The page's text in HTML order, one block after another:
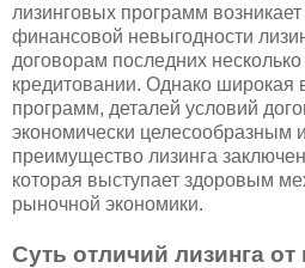
лизинговых программ
финансовой невыгодности
договорам последних
кредитовании. Однако широкая
программ, деталей условий
экономически
преимущество лизинга
которая выступает здоровым
рыночной экономики.
Суть отличий лизинга